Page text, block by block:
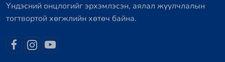
Үндэсний онцлогийг эрхэмлэсэн, аялал жуулчлалын
тогтвортой хөгжлийн хөтөч байна.